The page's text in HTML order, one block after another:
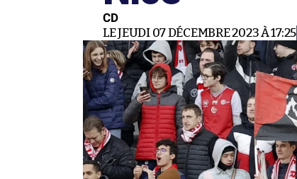
CD
LE JEUDI 07 DÉCEMBRE 2023 À 17:25